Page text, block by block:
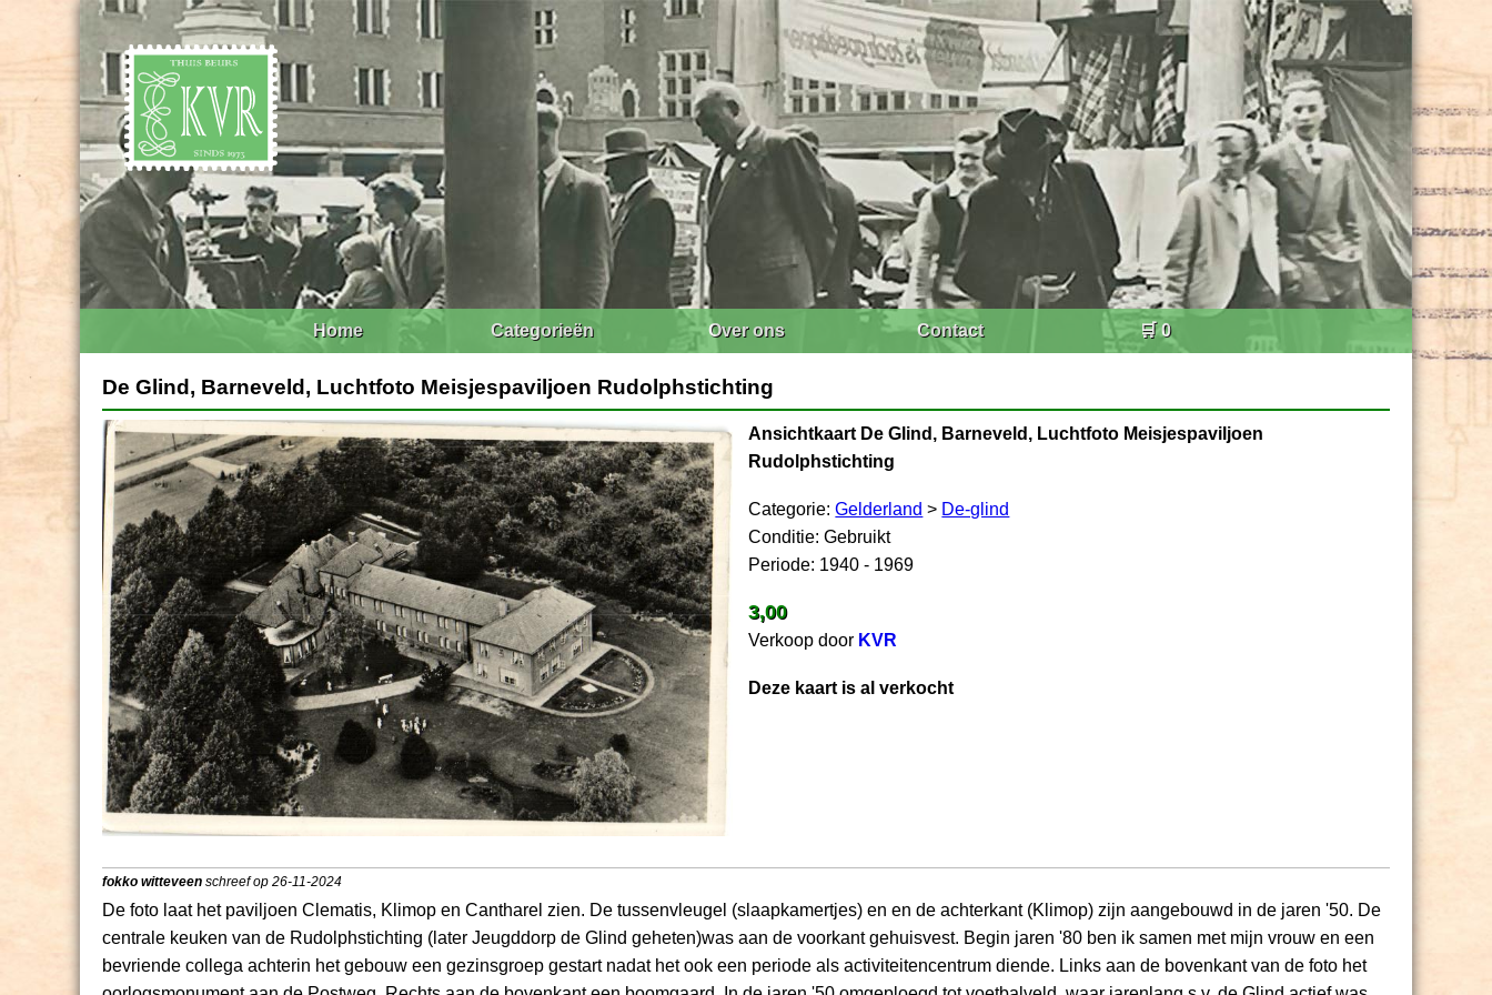
Home Categorieën Over ons Contact 🛒 0
De Glind, Barneveld, Luchtfoto Meisjespaviljoen Rudolphstichting
Ansichtkaart De Glind, Barneveld, Luchtfoto Meisjespaviljoen
Rudolphstichting
Categorie:Gelderland > De-glind
Conditie: Gebruikt
Periode: 1940 - 1969
3,00
Verkoop door KVR
Deze kaart is al verkocht
fokko witteveen schreef op 26-11-2024
De foto laat het paviljoen Clematis, Klimop en Cantharel zien. De tussenvleugel (slaapkamertjes) en en de achterkant (Klimop) zijn aangebouwd in de jaren '50. De
centrale keuken van de Rudolphstichting (later Jeugddorp de Glind geheten)was aan de voorkant gehuisvest. Begin jaren '80 ben ik samen met mijn vrouw en een
bevriende collega achterin het gebouw een gezinsgroep gestart nadat het ook een periode als activiteitencentrum diende. Links aan de bovenkant van de foto het